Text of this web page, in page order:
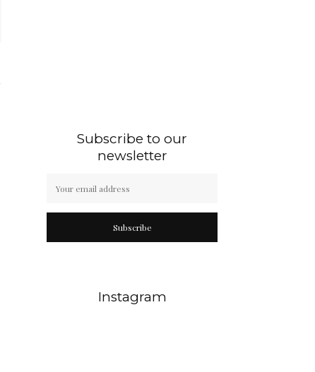
Subscribe to our
newsletter
Subscribe
Instagram